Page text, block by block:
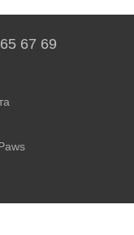
67 69